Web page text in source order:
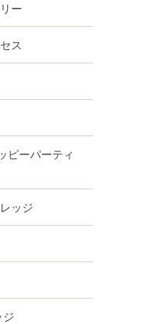
ー
ス
ピーパーティ
ッジ
ジ